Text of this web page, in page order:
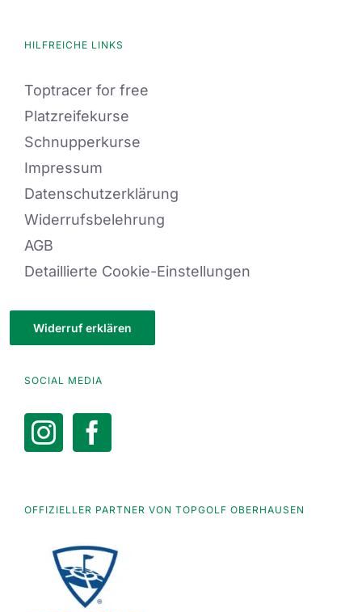
HILFREICHE LINKS
Toptracer for free
Platzreifekurse
Schnupperkurse
Impressum
Datenschutzerklärung
Widerrufsbelehrung
AGB
Detaillierte Cookie-Einstellungen
Widerruf erklären
SOCIAL MEDIA
OFFIZIELLER PARTNER VON TOPGOLF OBERHAUSEN